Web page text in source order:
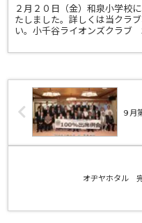
２月２０日（金）和泉小学校
たしました。詳しくは当クラ
い。小千谷ライオンズクラブ
９月
オヂヤホタル